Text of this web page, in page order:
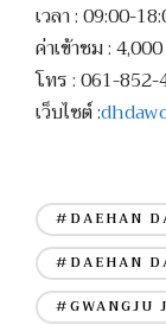
เวลา : 09:00-
ค่าเข้าชม :
โทร : 061-852-
เว็บไซต์ :
#DAEHAN
#DAEHAN
#GWANGJU